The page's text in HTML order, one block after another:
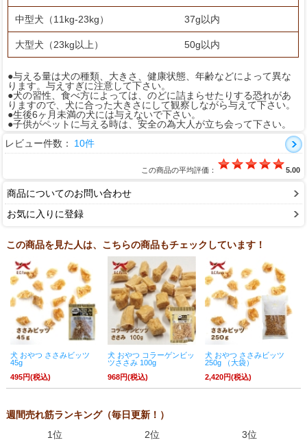
中型犬（11kg-23kg） 37g以内
大型犬（23kg以上） 50g以内
●与える量は犬の種類、大きさ、健康状態、年齢などによって異な
ります。与えすぎに注意して下さい。
●犬の習性、食べ方によっては、のどに詰まらせたりする恐れがあ
りますので、犬に合った大きさにして観察しながら与えて下さい。
●生後6ヶ月未満の犬には与えないで下さい。
●子供がペットに与える時は、安全の為大人が立ち会って下さい。
レビュー件数：
10件
この商品の平均評価： 5.00
商品についてのお問い合わせ
お気に入りに登録
この商品を見た人は、こちらの商品もチェックしています！
犬 おやつ ささみビッツ
45g
495円(税込)
犬 おやつ コラーゲンビッ
ツささみ 100g
968円(税込)
犬 おやつ ささみビッツ
250g （大袋）
2,420円(税込)
週間売れ筋ランキング（毎日更新！）
1位
2位 3位